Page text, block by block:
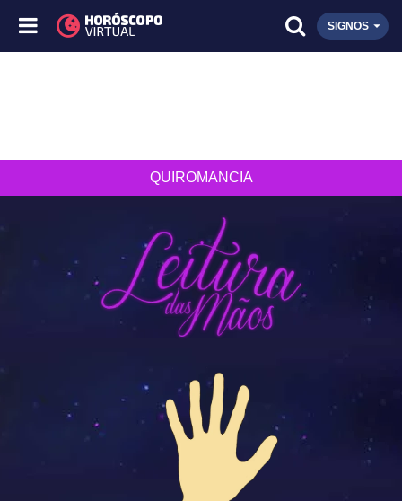
SIGNOS
QUIROMANCIA